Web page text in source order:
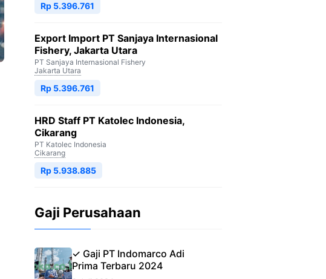
Rp 5.396.761
Export Import PT Sanjaya Internasional
Fishery, Jakarta Utara
PT Sanjaya Internasional Fishery
Jakarta Utara
Rp 5.396.761
HRD Staff PT Katolec Indonesia,
Cikarang
PT Katolec Indonesia
Cikarang
Rp 5.938.885
Gaji Perusahaan
✓ Gaji PT Indomarco Adi
Prima Terbaru 2024